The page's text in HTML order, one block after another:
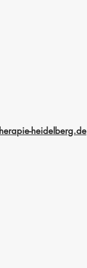
heidelberg.de